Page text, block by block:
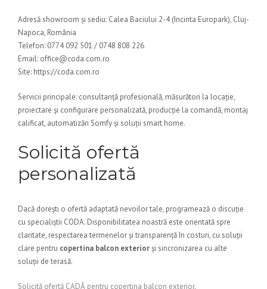
Adresă showroom și sediu: Calea Baciului 2-4 (Incinta Europark), Cluj-
Napoca, România
Telefon: 0774 092 501 / 0748 808 226
Email: office@coda.com.ro
Site: https://coda.com.ro
Servicii principale: consultanță profesională, măsurători la locație,
proiectare și configurare personalizată, producție la comandă, montaj
calificat, automatizări Somfy și soluții smart home.
Solicită ofertă
personalizată
Dacă dorești o ofertă adaptată nevoilor tale, programează o discuție
cu specialiștii CODA. Disponibilitatea noastră este orientată spre
claritate, respectarea termenelor și transparență în costuri, cu soluții
clare pentru copertina balcon exteriorși sincronizarea cu alte
soluții de terasă.
Solicită ofertă CADĂ pentru copertina balcon exterior.